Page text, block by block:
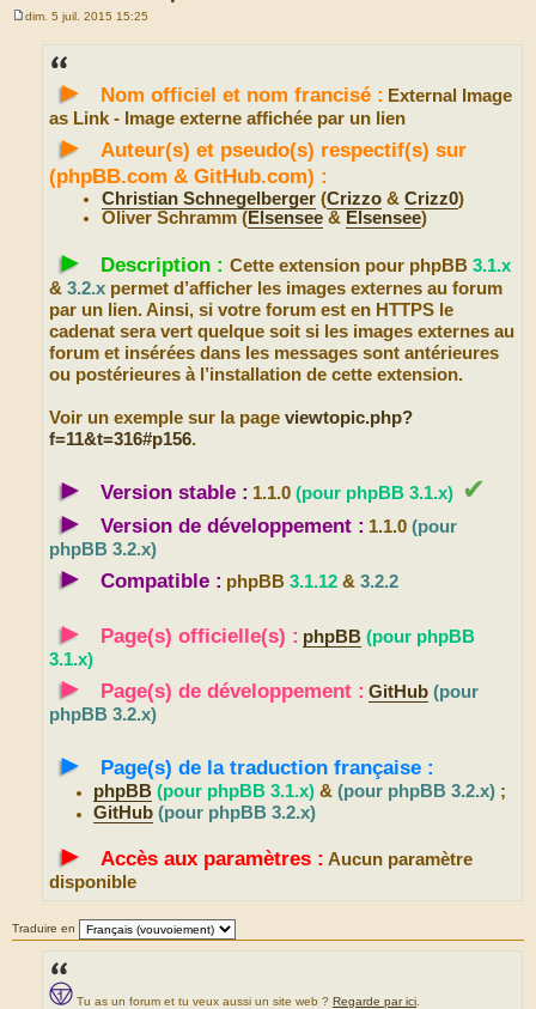
dim. 5 juil. 2015 15:25
► Nom officiel et nom francisé : External Image
as Link - Image externe affichée par un lien
►
Auteur(s) et pseudo(s) respectif(s) sur
(phpBB.com & GitHub.com) :
Christian Schnegelberger (Crizzo &Crizz0)
Oliver Schramm (Elsensee & Elsensee)
► Description : Cette extension pour phpBB 3.1.x
& 3.2.x permet d’afficher les images externes au forum
par un lien. Ainsi, si votre forum est en HTTPS le
cadenat sera vert quelque soit si les images externes au
forum et insérées dans les messages sont antérieures
ou postérieures à l’installation de cette extension.
Voir un exemple sur la page viewtopic.php?
f=11&t=316#p156.
► Version stable : 1.1.0 (pour phpBB 3.1.x) ✔
►
Version de développement : 1.1.0 (pour
phpBB 3.2.x)
► Compatible : phpBB 3.1.12 & 3.2.2
► Page(s) officielle(s) : phpBB (pour phpBB
3.1.x)
► Page(s) de développement : GitHub (pour
phpBB 3.2.x)
► Page(s) de la traduction française :
phpBB (pour phpBB 3.1.x) &(pour phpBB 3.2.x) ;
GitHub (pour phpBB 3.2.x)
► Accès aux paramètres : Aucun paramètre
disponible
Traduire en
Tu as un forum et tu veux aussi un site web ? Regarde par ici